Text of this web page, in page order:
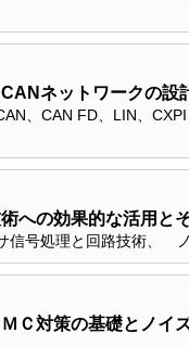
ネットワークの
、CAN FD、LIN、
への効果的な活用
信号処理と回路技術、
Ｃ対策の基礎とノ